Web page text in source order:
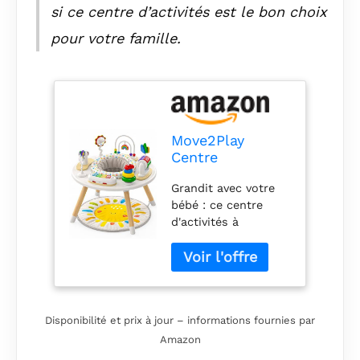
si ce centre d’activités est le bon choix
pour votre famille.
Move2Play
Centre
pour bébé |
Design inspiré
de Montessori |
8 jouets
interactifs |
Temps du
ventre,
Jumper |
Indispensable
Grandit avec votre
bébé : ce centre
d'activités à
comprend 4 façons
de jouer du ventre à
une table pour tout-
l'utiliserez pendant
longtemps 8 jouets
Disponibilité et prix à jour – informations fournies par
Amazon